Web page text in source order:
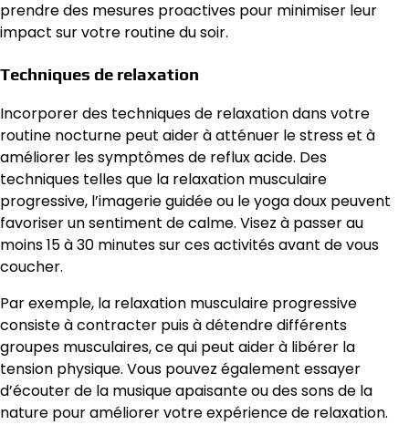
prendre des mesures proactives pour minimiser leur
impact sur votre routine du soir.
Techniques de relaxation
Incorporer des techniques de relaxation dans votre
routine nocturne peut aider à atténuer le stress et à
améliorer les symptômes de reflux acide. Des
techniques telles que la relaxation musculaire
progressive, l’imagerie guidée ou le yoga doux peuvent
favoriser un sentiment de calme. Visez à passer au
moins 15 à 30 minutes sur ces activités avant de vous
coucher.
Par exemple, la relaxation musculaire progressive
consiste à contracter puis à détendre différents
groupes musculaires, ce qui peut aider à libérer la
tension physique. Vous pouvez également essayer
d’écouter de la musique apaisante ou des sons de la
nature pour améliorer votre expérience de relaxation.